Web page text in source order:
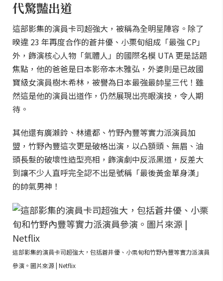
代驚豔出道
這部影集的演員卡司超強大，被稱為全明星陣容。除了
暌違 23 年再度合作的蒼井優、小栗旬組成「最強 CP」
外，飾演核心人物「氣體人」的國際名模 UTA 更是話題
焦點，他的爸爸是日本影帝本木雅弘，外婆則是已故國
寶級女演員樹木希林，被譽為日本最強最帥星三代！雖
然這是他的演員出道作，仍然展現出亮眼演技，令人期
待。
其他還有廣瀨鈴、林遣都、竹野內豐等實力派演員加
盟，竹野內豐這次更是破格出演，以凸額頭、無眉、油
頭長髮的破壞性造型亮相，飾演劇中反派黑道，反差大
到讓不少人直呼完全認不出是號稱「最後黃金單身漢」
的帥氣男神！
這部影集的演員卡司超強大，包括蒼井優、小栗旬和竹野內豐等實力派演員
參演。圖片來源 | Netflix